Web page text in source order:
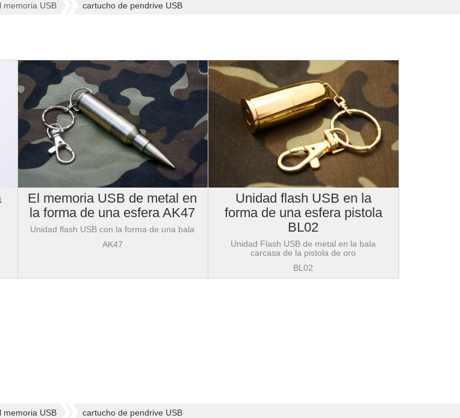
memoria USB cartucho de pendrive USB
El memoria USB de metal en
la forma de una esfera AK47
Unidad flash USB con la forma de una bala
AK47
Unidad flash USB en la
forma de una esfera pistola
BL02
Unidad Flash USB de metal en la bala
carcasa de la pistola de oro
BL02
memoria USB cartucho de pendrive USB